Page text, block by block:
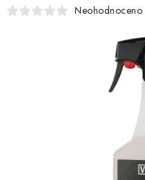
Neohodnoceno